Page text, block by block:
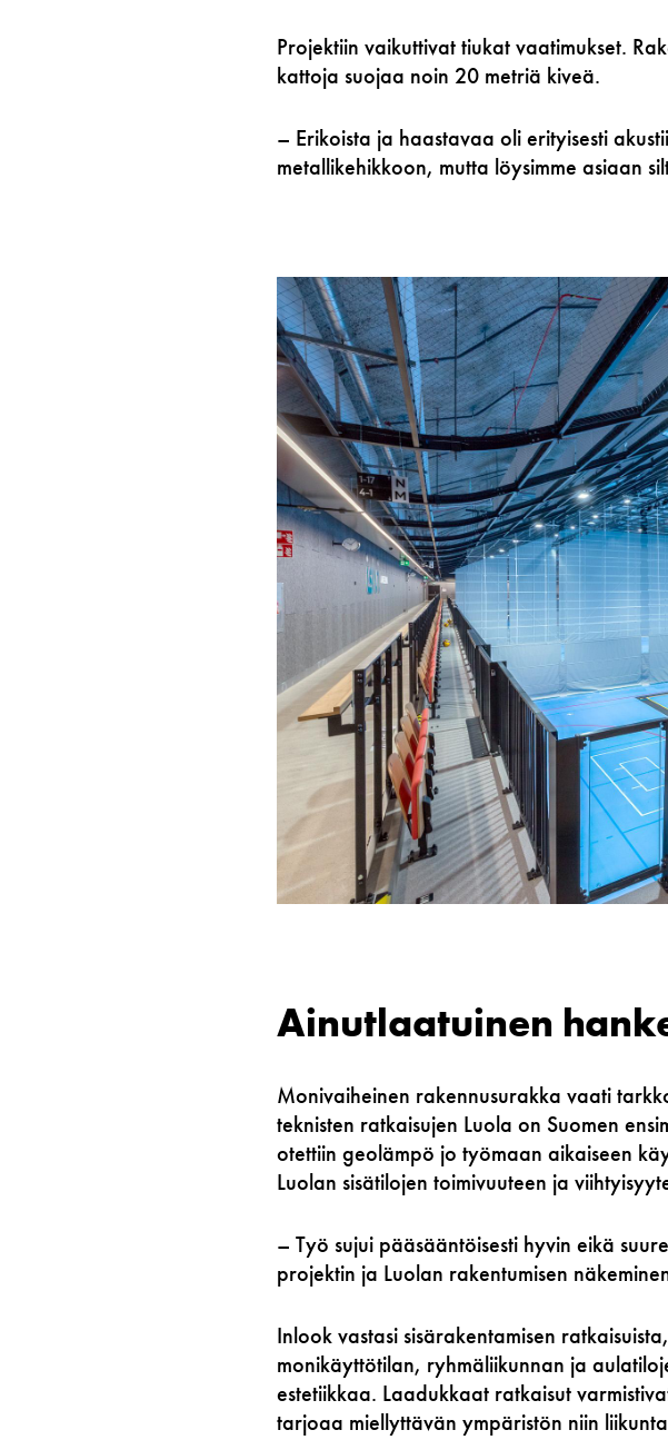
Projektiin vaikuttivat tiukat vaatimukset.
kattoja suojaa noin 20 metriä kiveä.
– Erikoista ja haastavaa oli erityisesti
metallikehikkoon, mutta löysimme asiaan
Ainutlaatuinen
Monivaiheinen rakennusurakka vaati
teknisten ratkaisujen Luola on Suomen
otettiin geolämpö jo työmaan aikaiseen
Luolan sisätilojen toimivuuteen ja
– Työ sujui pääsääntöisesti hyvin eikä
projektin ja Luolan rakentumisen
Inlook vastasi sisärakentamisen
monikäyttötilan, ryhmäliikunnan ja
estetiikkaa. Laadukkaat ratkaisut
tarjoaa miellyttävän ympäristön niin